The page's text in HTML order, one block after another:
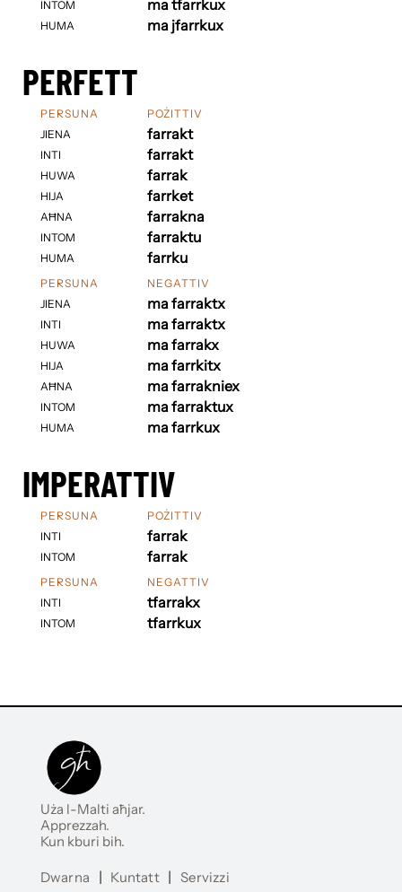
INTOM
HUMA
ma tfarrkux
ma jfarrkux
PERFETT
PERSUNA
JIENA
INTI
HUWA
HIJA
AĦNA
INTOM
HUMA
POŻITTIV
farrakt
farrakt
farrak
farrket
farrakna
farraktu
farrku
PERSUNA
JIENA
INTI
HUWA
HIJA
AĦNA
INTOM
HUMA
NEGATTIV
ma farraktx
ma farraktx
ma farrakx
ma farrkitx
ma farrakniex
ma farraktux
ma farrkux
IMPERATTIV
PERSUNA
INTI
INTOM
POŻITTIV
farrak
farrak
PERSUNA
INTI
INTOM
NEGATTIV
tfarrakx
tfarrkux
Uża l-Malti aħjar.
Apprezzah.
Kun kburi bih.
Dwarna | Kuntatt | Servizzi